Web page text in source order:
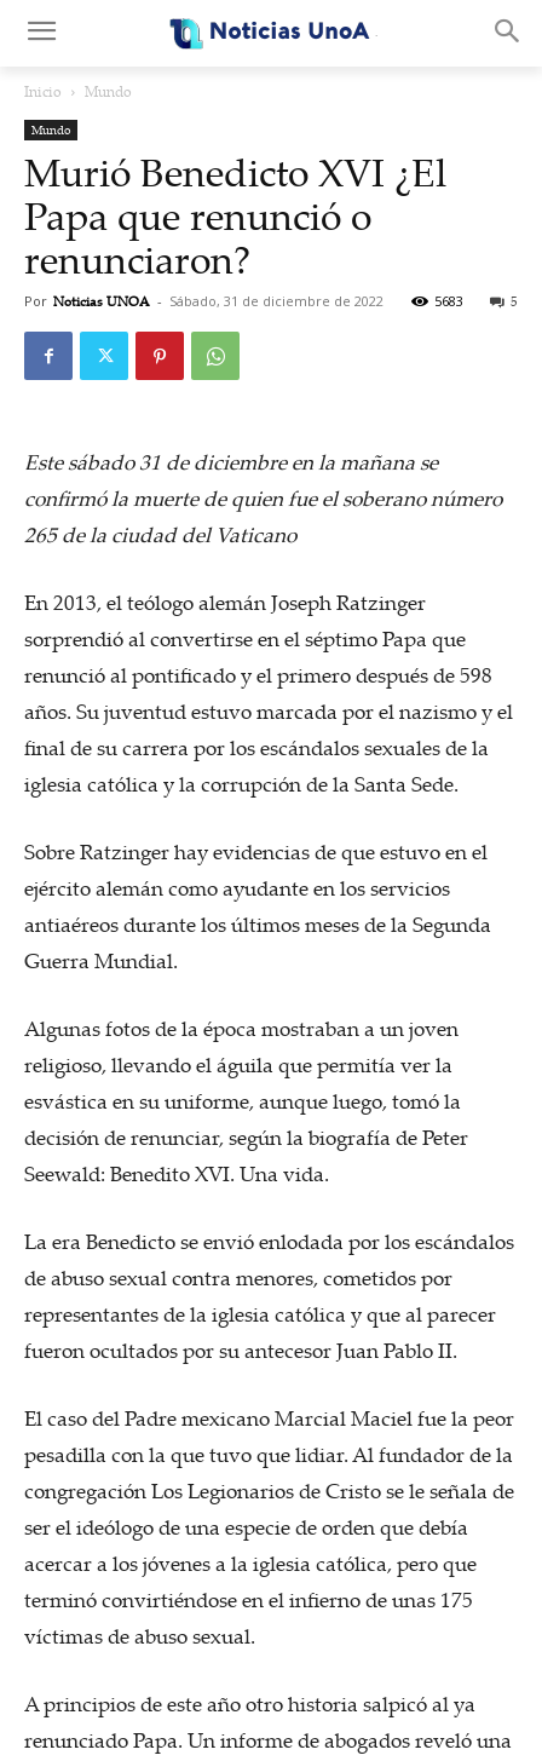
Inicio Mundo
Mundo
Murió Benedicto XVI ¿El
Papa que renunció o
renunciaron?
Por Noticias UNOA - Sábado, 31 de diciembre de 2022 5
5683
Este sábado 31 de diciembre en la mañana se
confirmó la muerte de quien fue el soberano número
265 de la ciudad del Vaticano
En 2013, el teólogo alemán Joseph Ratzinger
sorprendió al convertirse en el séptimo Papa que
renunció al pontificado y el primero después de 598
años. Su juventud estuvo marcada por el nazismo y el
final de su carrera por los escándalos sexuales de la
iglesia católica y la corrupción de la Santa Sede.
Sobre Ratzinger hay evidencias de que estuvo en el
ejército alemán como ayudante en los servicios
antiaéreos durante los últimos meses de la Segunda
Guerra Mundial.
Algunas fotos de la época mostraban a un joven
religioso, llevando el águila que permitía ver la
esvástica en su uniforme, aunque luego, tomó la
decisión de renunciar, según la biografía de Peter
Seewald: Benedito XVI. Una vida.
La era Benedicto se envió enlodada por los escándalos
de abuso sexual contra menores, cometidos por
representantes de la iglesia católica y que al parecer
fueron ocultados por su antecesor Juan Pablo II.
El caso del Padre mexicano Marcial Maciel fue la peor
pesadilla con la que tuvo que lidiar. Al fundador de la
congregación Los Legionarios de Cristo se le señala de
ser el ideólogo de una especie de orden que debía
acercar a los jóvenes a la iglesia católica, pero que
terminó convirtiéndose en el infierno de unas 175
víctimas de abuso sexual.
A principios de este año otro historia salpicó al ya
renunciado Papa. Un informe de abogados reveló una